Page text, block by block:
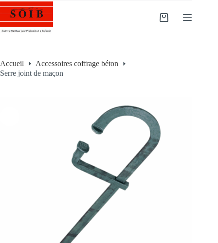
Accueil
Accessoires coffrage béton
Serre joint de maçon